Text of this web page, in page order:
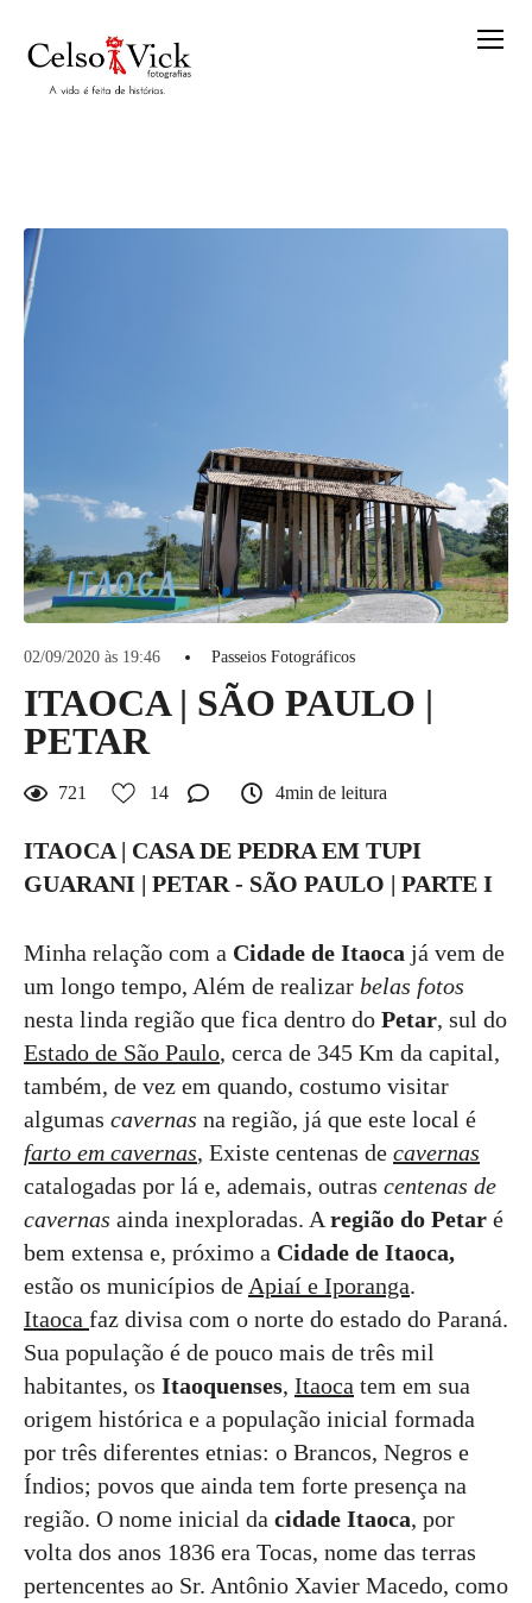
02/09/2020 às 19:46 Passeios Fotográficos
ITAOCA | SÃO PAULO |
PETAR
721 14 4min de leitura
ITAOCA | CASA DE PEDRA EM TUPI
GUARANI | PETAR - SÃO PAULO | PARTE I
Minha relação com a Cidade de Itaoca já vem de
um longo tempo, Além de realizar belas fotos
nesta linda região que fica dentro do Petar, sul do
Estado de São Paulo, cerca de 345 Km da capital,
também, de vez em quando, costumo visitar
algumas cavernas na região, já que este local é
farto em cavernas, Existe centenas de cavernas
catalogadas por lá e, ademais, outras centenas de
cavernas ainda inexploradas. A região do Petar é
bem extensa e, próximo a Cidade de Itaoca,
estão os municípios de Apiaí e Iporanga.
Itaoca faz divisa com o norte do estado do Paraná.
Sua população é de pouco mais de três mil
habitantes, os Itaoquenses, Itaoca tem em sua
origem histórica e a população inicial formada
por três diferentes etnias: o Brancos, Negros e
Índios; povos que ainda tem forte presença na
região. O nome inicial da cidade Itaoca, por
volta dos anos 1836 era Tocas, nome das terras
pertencentes ao Sr. Antônio Xavier Macedo, como